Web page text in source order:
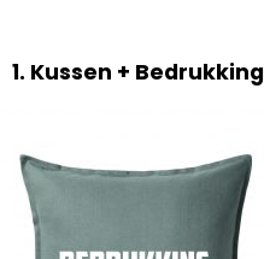
1 Kussen + Bedrukking